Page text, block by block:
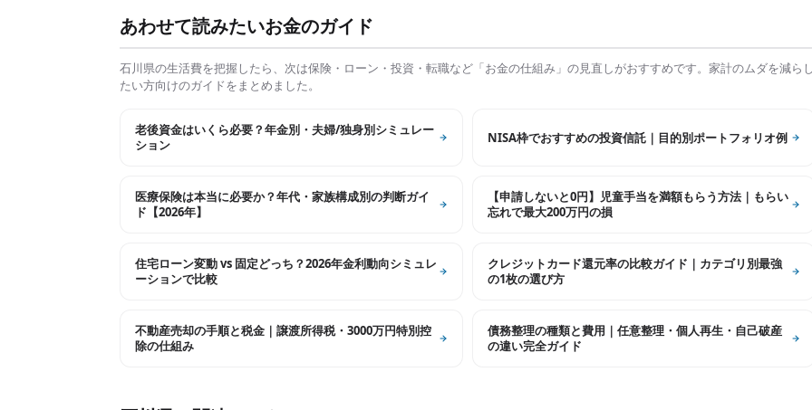
あわせて読みたいお金のガイド
石川県の生活費を把握したら、次は保険・ローン・投資・転職など「お金の仕組み」の見直しがおすすめです。家計のムダを減ら
たい方向けのガイドをまとめました。
老後資金はいくら必要？年金別・夫婦/独身別シミュレー
ション
NISA枠でおすすめの投資信託｜目的別ポートフォリオ例
医療保険は本当に必要か？年代・家族構成別の判断ガイ
ド【2026年】
【申請しないと0円】児童手当を満額もらう方法｜もらい
忘れで最大200万円の損
住宅ローン変動 vs 固定どっち？2026年金利動向シミュレ
ーションで比較
クレジットカード還元率の比較ガイド｜カテゴリ別最強
の1枚の選び方
不動産売却の手順と税金｜譲渡所得税・3000万円特別控
除の仕組み
債務整理の種類と費用｜任意整理・個人再生・自己破産
の違い完全ガイド